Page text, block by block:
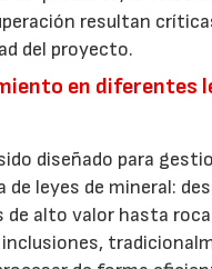
resultan
del proyecto.
en diferentes
diseñado para
de leyes de mineral:
alto valor hasta
inclusiones,